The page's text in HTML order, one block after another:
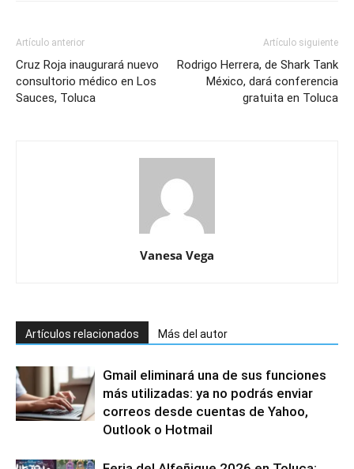
Artículo anterior
Cruz Roja inaugurará nuevo
consultorio médico en Los
Sauces, Toluca
Artículo siguiente
Rodrigo Herrera, de Shark Tank
México, dará conferencia
gratuita en Toluca
Vanesa Vega
Artículos relacionados Más del autor
Gmail eliminará una de sus funciones
más utilizadas: ya no podrás enviar
correos desde cuentas de Yahoo,
Outlook o Hotmail